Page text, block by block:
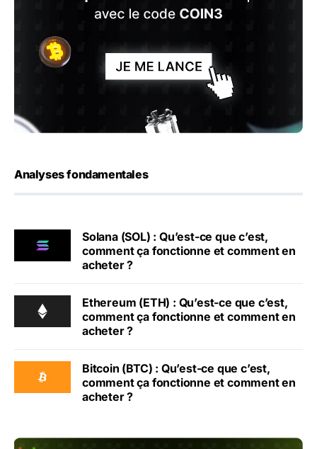
Analyses fondamentales
Solana (SOL) : Qu’est-ce que c’est,
comment ça fonctionne et comment en
acheter ?
Ethereum (ETH) : Qu’est-ce que c’est,
comment ça fonctionne et comment en
acheter ?
Bitcoin (BTC) : Qu’est-ce que c’est,
comment ça fonctionne et comment en
acheter ?